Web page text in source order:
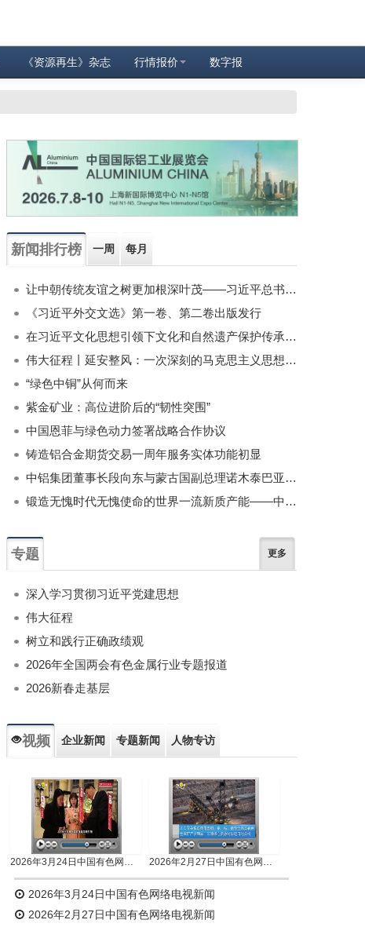
《资源再生》杂志 行情报价 数字报
新闻排行榜 一周 每月
让中朝传统友谊之树更加根深叶茂——习近平总书记对朝鲜进行国事访问纪实
《习近平外交文选》第一卷、第二卷出版发行
在习近平文化思想引领下文化和自然遗产保护传承利用工作开创新局面
伟大征程丨延安整风：一次深刻的马克思主义思想教育运动
“绿色中铜”从何而来
紫金矿业：高位进阶后的“韧性突围”
中国恩菲与绿色动力签署战略合作协议
铸造铝合金期货交易一周年服务实体功能初显
中铝集团董事长段向东与蒙古国副总理诺木泰巴亚尔举行会谈
锻造无愧时代无愧使命的世界一流新质产能——中国有色金属工业的战略应对与破局之道（二）
专题 更多
深入学习贯彻习近平党建思想
伟大征程
树立和践行正确政绩观
2026年全国两会有色金属行业专题报道
2026新春走基层
视频 企业新闻 专题新闻 人物专访
2026年3月24日中国有色网络电视新闻 2026年2月27日中国有色网络电视新闻
2026年3月24日中国有色网络电视新闻
2026年2月27日中国有色网络电视新闻